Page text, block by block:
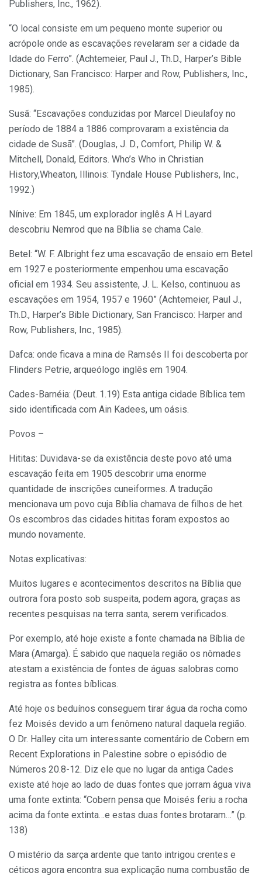
Publishers, Inc., 1962).
“O local consiste em um pequeno monte superior ou
acrópole onde as escavações revelaram ser a cidade da
Idade do Ferro”. (Achtemeier, Paul J., Th.D., Harper’s Bible
Dictionary, San Francisco: Harper and Row, Publishers, Inc.,
1985).
Susã: “Escavações conduzidas por Marcel Dieulafoy no
período de 1884 a 1886 comprovaram a existência da
cidade de Susã”. (Douglas, J. D., Comfort, Philip W. &
Mitchell, Donald, Editors. Who’s Who in Christian
History,Wheaton, Illinois: Tyndale House Publishers, Inc.,
1992.)
Nínive: Em 1845, um explorador inglês A H Layard
descobriu Nemrod que na Bíblia se chama Cale.
Betel: “W. F. Albright fez uma escavação de ensaio em Betel
em 1927 e posteriormente empenhou uma escavação
oficial em 1934. Seu assistente, J. L. Kelso, continuou as
escavações em 1954, 1957 e 1960” (Achtemeier, Paul J.,
Th.D., Harper’s Bible Dictionary, San Francisco: Harper and
Row, Publishers, Inc., 1985).
Dafca: onde ficava a mina de Ramsés II foi descoberta por
Flinders Petrie, arqueólogo inglês em 1904.
Cades-Barnéia: (Deut. 1.19) Esta antiga cidade Bíblica tem
sido identificada com Ain Kadees, um oásis.
Povos –
Hititas: Duvidava-se da existência deste povo até uma
escavação feita em 1905 descobrir uma enorme
quantidade de inscrições cuneiformes. A tradução
mencionava um povo cuja Bíblia chamava de filhos de het.
Os escombros das cidades hititas foram expostos ao
mundo novamente.
Notas explicativas:
Muitos lugares e acontecimentos descritos na Bíblia que
outrora fora posto sob suspeita, podem agora, graças as
recentes pesquisas na terra santa, serem verificados.
Por exemplo, até hoje existe a fonte chamada na Bíblia de
Mara (Amarga). É sabido que naquela região os nômades
atestam a existência de fontes de águas salobras como
registra as fontes bíblicas.
Até hoje os beduínos conseguem tirar água da rocha como
fez Moisés devido a um fenômeno natural daquela região.
O Dr. Halley cita um interessante comentário de Cobern em
Recent Explorations in Palestine sobre o episódio de
Números 20.8-12. Diz ele que no lugar da antiga Cades
existe até hoje ao lado de duas fontes que jorram água viva
uma fonte extinta: “Cobern pensa que Moisés feriu a rocha
acima da fonte extinta…e estas duas fontes brotaram…” (p.
138)
O mistério da sarça ardente que tanto intrigou crentes e
céticos agora encontra sua explicação numa combustão de